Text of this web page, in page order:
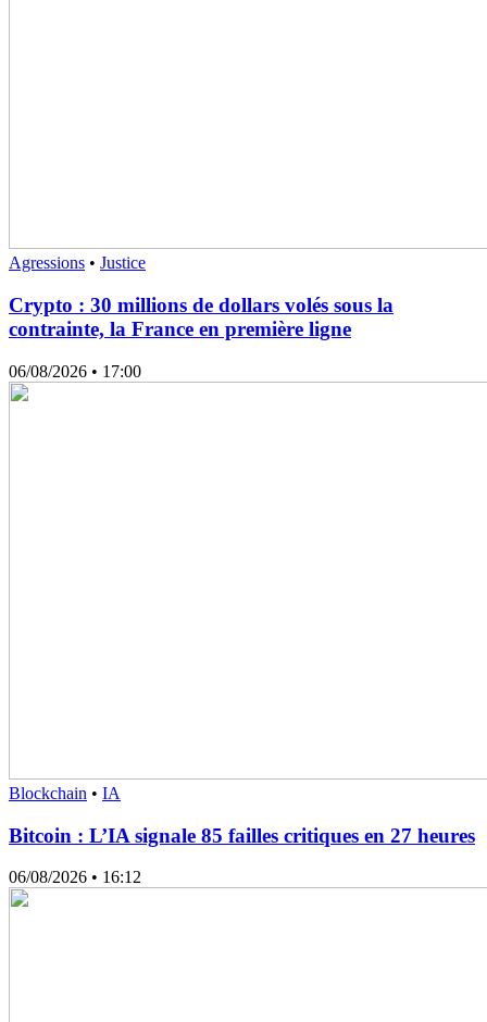
Agressions • Justice
Crypto : 30 millions de dollars volés sous la
contrainte, la France en première ligne
06/08/2026 • 17:00
Blockchain • IA
Bitcoin : L’IA signale 85 failles critiques en 27 heures
06/08/2026 • 16:12